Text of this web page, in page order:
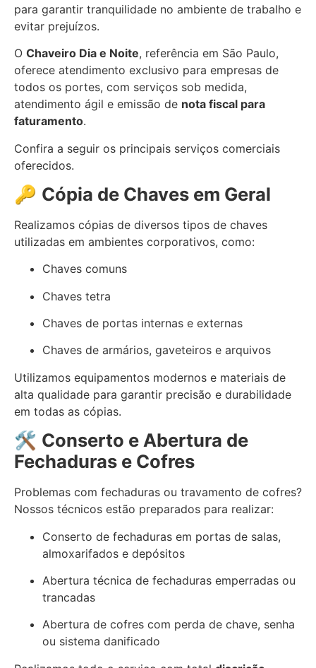
para garantir tranquilidade no ambiente de trabalho e
evitar prejuízos.
O Chaveiro Dia e Noite, referência em São Paulo,
oferece atendimento exclusivo para empresas de
todos os portes, com serviços sob medida,
atendimento ágil e emissão de nota fiscal para
faturamento.
Confira a seguir os principais serviços comerciais
oferecidos.
🔑 Cópia de Chaves em Geral
Realizamos cópias de diversos tipos de chaves
utilizadas em ambientes corporativos, como:
Chaves comuns
Chaves tetra
Chaves de portas internas e externas
Chaves de armários, gaveteiros e arquivos
Utilizamos equipamentos modernos e materiais de
alta qualidade para garantir precisão e durabilidade
em todas as cópias.
🛠️ Conserto e Abertura de
Fechaduras e Cofres
Problemas com fechaduras ou travamento de cofres?
Nossos técnicos estão preparados para realizar:
Conserto de fechaduras em portas de salas,
almoxarifados e depósitos
Abertura técnica de fechaduras emperradas ou
trancadas
Abertura de cofres com perda de chave, senha
ou sistema danificado